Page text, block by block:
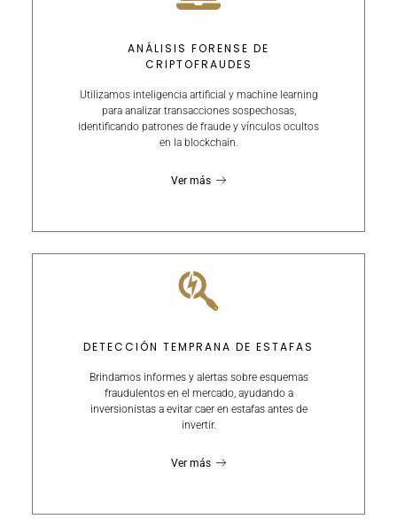
ANÁLISIS FORENSE DE
CRIPTOFRAUDES
Utilizamos inteligencia artificial y machine learning
para analizar transacciones sospechosas,
identificando patrones de fraude y vínculos ocultos
en la blockchain.
Ver más
DETECCIÓN TEMPRANA DE ESTAFAS
Brindamos informes y alertas sobre esquemas
fraudulentos en el mercado, ayudando a
inversionistas a evitar caer en estafas antes de
invertir.
Ver más